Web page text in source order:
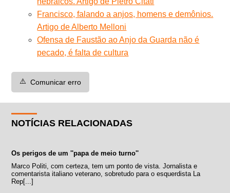
Francisco, falando a anjos, homens e demônios.
Artigo de Alberto Melloni
Ofensa de Faustão ao Anjo da Guarda não é
pecado, é falta de cultura
⚠️ Comunicar erro
NOTÍCIAS RELACIONADAS
Os perigos de um ''papa de meio turno''
Marco Politi, com certeza, tem um ponto de vista. Jornalista e
comentarista italiano veterano, sobretudo para o esquerdista La
Rep[...]